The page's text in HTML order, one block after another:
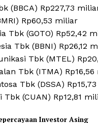
(BBCA) Rp227,73
Rp60,53 miliar
Tbk (GOTO) Rp52,42
Tbk (BBNI) Rp26,12
Tbk (MTEL)
Tbk (ITMA)
Tbk (DSSA)
(CUAN) Rp12,81
Investor Asing